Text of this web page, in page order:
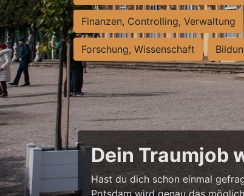
Finanzen, Controlling, Verwaltung
Forschung, Wissenschaft
Dein Traumjob
Hast du dich schon einmal